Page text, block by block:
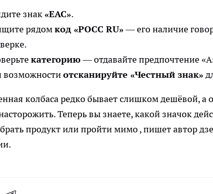
знак «EAC».
рядомкод «РОСС RU»— его наличие
категорию— отдавайте предпочтение
возможностиотсканируйте «Честный знак»
колбаса редко бывает слишком дешёвой, а
Теперь вы знаете, какой значок
продукт или пройти мимо, пишет автор